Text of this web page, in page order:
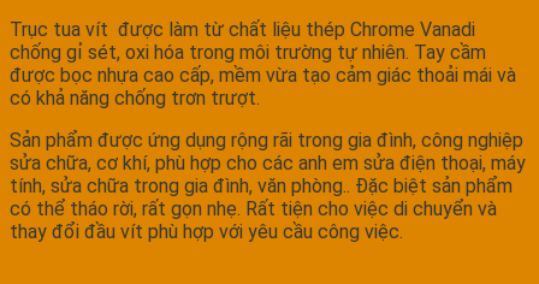
Trục tua vít được làm từ chất liệu thép Chrome Vanadi
chống gỉ sét, oxi hóa trong môi trường tự nhiên. Tay cầm
được bọc nhựa cao cấp, mềm vừa tạo cảm giác thoải mái và
có khả năng chống trơn trượt.
Sản phẩm được ứng dụng rộng rãi trong gia đình, công nghiệp
sửa chữa, cơ khí, phù hợp cho các anh em sửa điện thoại, máy
tính, sửa chữa trong gia đình, văn phòng.. Đặc biệt sản phẩm
có thể tháo rời, rất gọn nhẹ. Rất tiện cho việc di chuyển và
thay đổi đầu vít phù hợp với yêu cầu công việc.